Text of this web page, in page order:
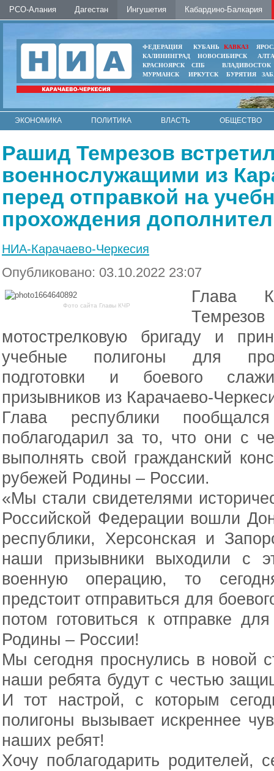
РСО-Алания Дагестан Ингушетия Кабардино-Балкария
ФЕДЕРАЦИЯ КУБАНЬ КАВКАЗ
КАЛИНИНГРАД
НОВОСИБИРСК
КРАСНОЯРСК
СПБ
ВЛАДИВОСТОК
МУРМАНСК
ИРКУТСК БУРЯТИЯ
ЭКОНОМИКА ПОЛИТИКА ВЛАСТЬ
ОБЩЕСТВО
Рашид Темрезов
военнослужащими из
перед отправкой на
прохождения
НИА-Карачаево-Черкесия
Опубликовано: 03.10.2022 23:07
Фото сайта Главы КЧР
Глава
мотострелковую бригаду и
учебные полигоны для
подготовки и боевого
призывников из Карачаево-
Глава республики
поблагодарил за то, что они с
выполнять свой гражданский
рубежей Родины – России.
«Мы стали свидетелями
Российской Федерации вошли
республики, Херсонская и
наши призывники выходили с
военную операцию, то
предстоит отправиться для
потом готовиться к отправке
Родины – России!
Мы сегодня проснулись в новой
наши ребята будут с честью
И тот настрой, с которым
полигоны вызывает искреннее
наших ребят!
Хочу поблагодарить родителей,